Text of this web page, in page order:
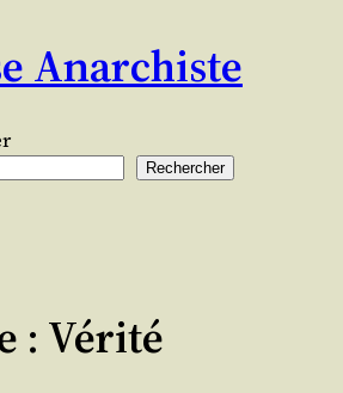
Anarchiste
Rechercher
: Vérité